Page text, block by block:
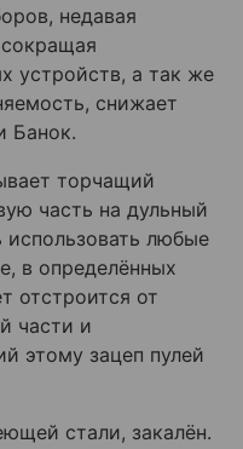
недавая
сокращая
устройств, а так же
снижает
Банок.
торчащий
часть на дульный
любые
в определённых
отстроится от
части и
этому зацеп пулей
стали, закалён.